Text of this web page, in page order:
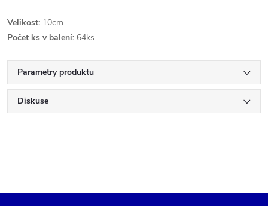
Velikost: 10cm
Počet ks v balení: 64ks
Parametry produktu
Diskuse